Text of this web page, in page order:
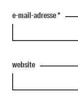
e-mail-adresse*
website